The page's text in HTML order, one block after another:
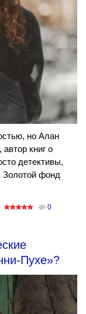
но Алан
книг о
детективы,
Золотой фонд
0
Пухе»?